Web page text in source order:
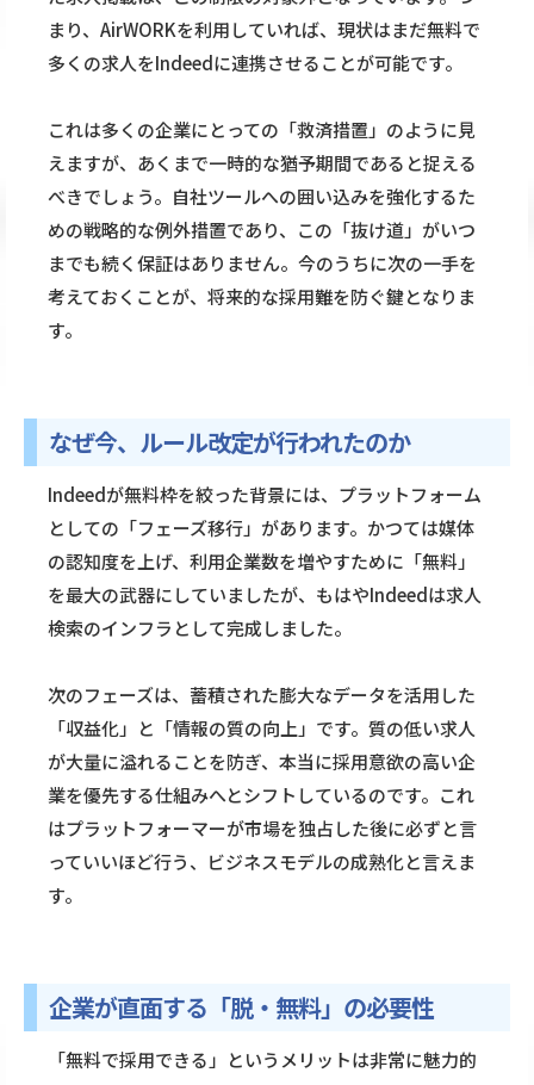
まり、AirWORKを利用していれば、現状はまだ無料で
多くの求人をIndeedに連携させることが可能です。
これは多くの企業にとっての「救済措置」のように見
えますが、あくまで一時的な猶予期間であると捉える
べきでしょう。自社ツールへの囲い込みを強化するた
めの戦略的な例外措置であり、この「抜け道」がいつ
までも続く保証はありません。今のうちに次の一手を
考えておくことが、将来的な採用難を防ぐ鍵となりま
す。
なぜ今、ルール改定が行われたのか
Indeedが無料枠を絞った背景には、プラットフォーム
としての「フェーズ移行」があります。かつては媒体
の認知度を上げ、利用企業数を増やすために「無料」
を最大の武器にしていましたが、もはやIndeedは求人
検索のインフラとして完成しました。
次のフェーズは、蓄積された膨大なデータを活用した
「収益化」と「情報の質の向上」です。質の低い求人
が大量に溢れることを防ぎ、本当に採用意欲の高い企
業を優先する仕組みへとシフトしているのです。これ
はプラットフォーマーが市場を独占した後に必ずと言
っていいほど行う、ビジネスモデルの成熟化と言えま
す。
企業が直面する「脱・無料」の必要性
「無料で採用できる」というメリットは非常に魅力的